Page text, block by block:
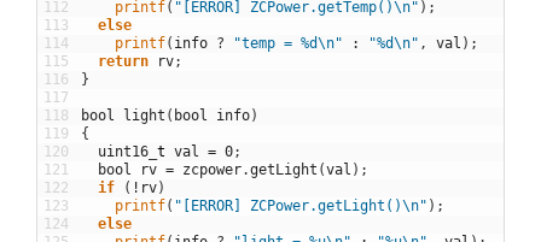
112
113
114
115
116
117
118
119
120
121
122
123
124
printf( "[ERROR] ZCPower.getTemp()\n" ) ;
else
printf( info ? "temp = %d\n" : "%d\n" , val ) ;
return
rv;
}
bool light ( bool info)
{
uint16 t val = 0;
bool
rv = zcpower.getLight (val ) ;
if
( ! rv)
printf( "[ERROR] ZCPower.getLight()\n" ) ;
else